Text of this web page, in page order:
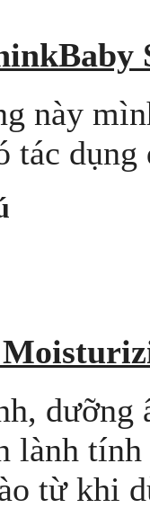
này
tác dụng
dưỡng
lành
từ khi